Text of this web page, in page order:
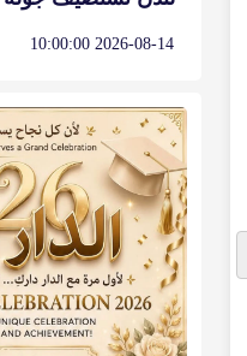
2026-08-14 10:00:00